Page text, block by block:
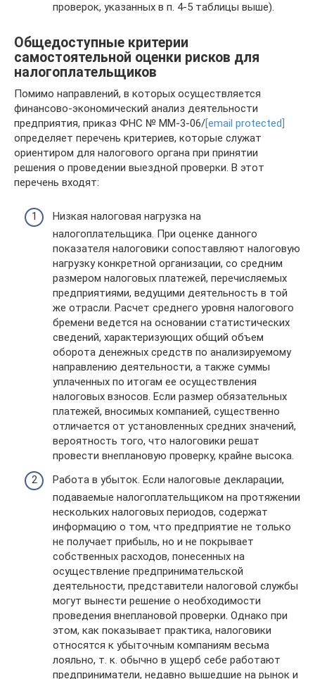
проверок, указанных в п. 4-5 таблицы выше).
Общедоступные критерии
самостоятельной оценки рисков для
налогоплательщиков
Помимо направлений, в которых осуществляется
финансово-экономический анализ деятельности
предприятия, приказ ФНС № ММ-3-06/[email protected]
определяет перечень критериев, которые служат
ориентиром для налогового органа при принятии
решения о проведении выездной проверки. В этот
перечень входят:
Низкая налоговая нагрузка на
налогоплательщика. При оценке данного
показателя налоговики сопоставляют налоговую
нагрузку конкретной организации, со средним
размером налоговых платежей, перечисляемых
предприятиями, ведущими деятельность в той
же отрасли. Расчет среднего уровня налогового
бремени ведется на основании статистических
сведений, характеризующих общий объем
оборота денежных средств по анализируемому
направлению деятельности, а также суммы
уплаченных по итогам ее осуществления
налоговых взносов. Если размер обязательных
платежей, вносимых компанией, существенно
отличается от установленных средних значений,
вероятность того, что налоговики решат
провести внеплановую проверку, крайне высока.
Работа в убыток. Если налоговые декларации,
подаваемые налогоплательщиком на протяжении
нескольких налоговых периодов, содержат
информацию о том, что предприятие не только
не получает прибыль, но и не покрывает
собственных расходов, понесенных на
осуществление предпринимательской
деятельности, представители налоговой службы
могут вынести решение о необходимости
проведения внеплановой проверки. Однако при
этом, как показывает практика, налоговики
относятся к убыточным компаниям весьма
лояльно, т. к. обычно в ущерб себе работают
предприниматели, недавно вышедшие на рынок и